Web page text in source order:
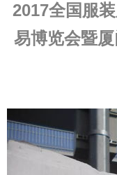
2017全国服
易博览会暨